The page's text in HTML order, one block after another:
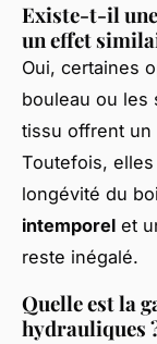
Existe-t-il
un effet
Oui, certaines
bouleau ou les
tissu offrent un
Toutefois,
longévité du
intemporel et
reste inégalé.
Quelle est la
hydrauliques